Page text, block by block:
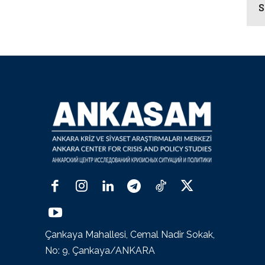
Çankaya Mahallesi, Cemal Nadir Sokak,
No: 9, Çankaya/ANKARA